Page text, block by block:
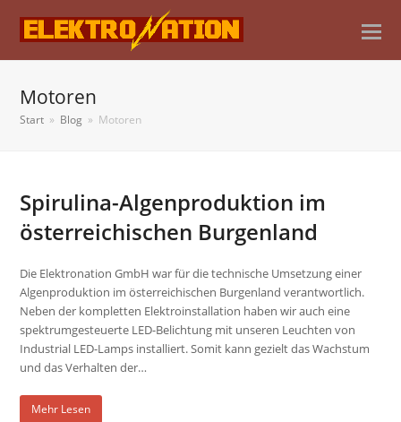
Motoren
Start » Blog » Motoren
Spirulina-Algenproduktion im
österreichischen Burgenland
Die Elektronation GmbH war für die technische Umsetzung einer
Algenproduktion im österreichischen Burgenland verantwortlich.
Neben der kompletten Elektroinstallation haben wir auch eine
spektrumgesteuerte LED-Belichtung mit unseren Leuchten von
Industrial LED-Lamps installiert. Somit kann gezielt das Wachstum
und das Verhalten der…
Mehr Lesen